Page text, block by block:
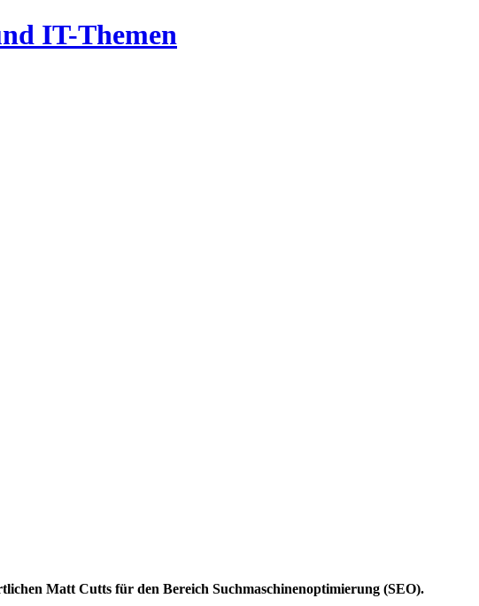
IT-Themen
Matt Cutts für den Bereich Suchmaschinenoptimierung (SEO).